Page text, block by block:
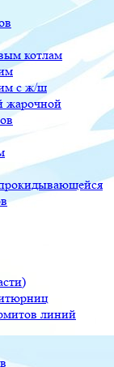
котлам
с ж/ш
жарочной
линий